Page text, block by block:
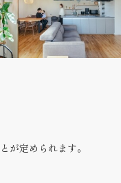
が定められます。